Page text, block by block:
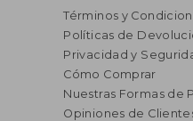
Términos y
Políticas de
Privacidad y
Cómo Comprar
Nuestras Formas de
Opiniones de